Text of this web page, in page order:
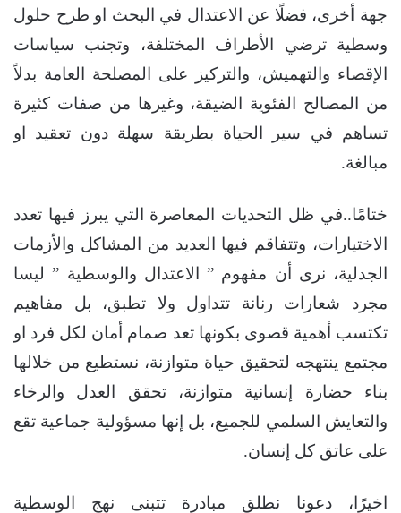
جهة أخرى، فضلًا عن الاعتدال في البحث او طرح حلول
وسطية ترضي الأطراف المختلفة، وتجنب سياسات
الإقصاء والتهميش، والتركيز على المصلحة العامة بدلاً
من المصالح الفئوية الضيقة، وغيرها من صفات كثيرة
تساهم في سير الحياة بطريقة سهلة دون تعقيد او
مبالغة.
ختامًا..في ظل التحديات المعاصرة التي يبرز فيها تعدد
الاختيارات، وتتفاقم فيها العديد من المشاكل والأزمات
الجدلية، نرى أن مفهوم ” الاعتدال والوسطية ” ليسا
مجرد شعارات رنانة تتداول ولا تطبق، بل مفاهيم
تكتسب أهمية قصوى بكونها تعد صمام أمان لكل فرد او
مجتمع ينتهجه لتحقيق حياة متوازنة، نستطيع من خلالها
بناء حضارة إنسانية متوازنة، تحقق العدل والرخاء
والتعايش السلمي للجميع، بل إنها مسؤولية جماعية تقع
على عاتق كل إنسان.
اخيرًا، دعونا نطلق مبادرة تتبنى نهج الوسطية